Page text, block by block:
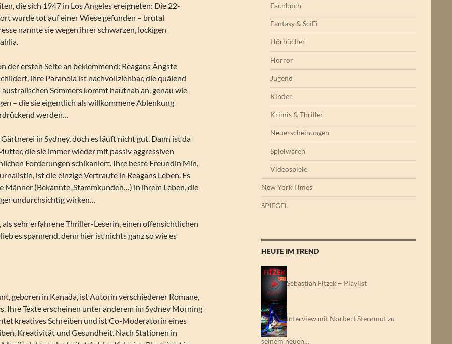
die sich 1947 in Los Angeles ereigneten: Die 22-
wurde tot auf einer Wiese gefunden – brutal
nannte sie wegen ihrer schwarzen, lockigen
der ersten Seite an beklemmend: Reagans Ängste
ihre Paranoia ist nachvollziehbar, die quälend
Sommers kommt hautnah an, genau wie
– die sie eigentlich als willkommene Ablenkung
werden…
in Sydney, doch es läuft nicht gut. Dann ist da
die sie immer wieder mit passiv aggressiven
Forderungen schikaniert. Ihre beste Freundin Min,
ist die einzige Vertraute in Reagans Leben. Es
Männer (Bekannte, Stammkunden…) in ihrem Leben, die
undurchsichtig wirken…
sehr erfahrene Thriller-Leserin, einen offensichtlichen
es spannend, denn hier ist nichts ganz so wie es
geboren in Kanada, ist Autorin verschiedener Romane,
Ihre Texte erscheinen unter anderem im Sydney Morning
kreatives Schreiben und ist Co-Moderatorin eines
Kreativität und Gesundheit. Nach Stationen in
Fachbuch
Fantasy & SciFi
Hörbücher
Horror
Jugend
Kinder
Krimis & Thriller
Neuerscheinungen
Spielwaren
Videospiele
New York Times
SPIEGEL
HEUTE IM TREND
Sebastian Fitzek – Playlist
Interview mit Norbert Sternmut zu
seinem neuen…